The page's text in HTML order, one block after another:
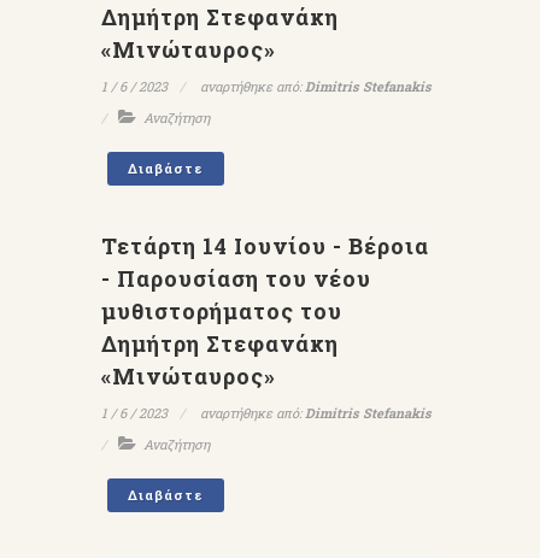
Δημήτρη Στεφανάκη
«Μινώταυρος»
1 / 6 / 2023 αναρτήθηκε από:Dimitris Stefanakis
Αναζήτηση
Διαβάστε
Τετάρτη 14 Ιουνίου - Βέροια
- Παρουσίαση του νέου
μυθιστορήματος του
Δημήτρη Στεφανάκη
«Μινώταυρος»
1 / 6 / 2023 αναρτήθηκε από:Dimitris Stefanakis
Αναζήτηση
Διαβάστε